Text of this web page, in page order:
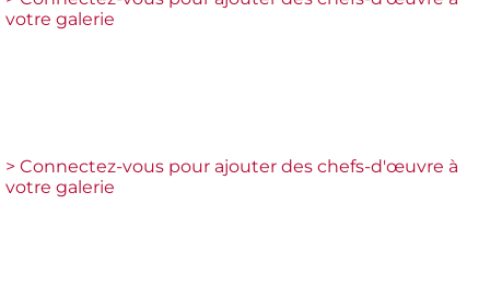
votre galerie
> Connectez-vous pour ajouter des chefs-d'œuvre à
votre galerie